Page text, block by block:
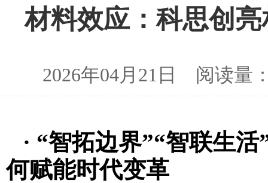
材料效应：科思创
2026年04月21日 阅读
· “智拓边界”“智联生活
何赋能时代变革